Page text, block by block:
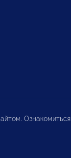
Ознакомиться